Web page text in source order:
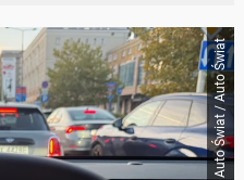
Auto Świat / Auto Świat